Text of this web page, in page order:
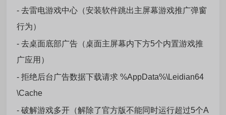
- 去雷电游戏中心（安装软件跳出主屏幕游戏推广弹窗
行为）
- 去桌面底部广告（桌面主屏幕内下方5个内置游戏推
广应用）
- 拒绝后台广告数据下载请求 %AppData%\Leidian64
\Cache
- 破解游戏多开（解除了官方版不能同时运行超过5个A